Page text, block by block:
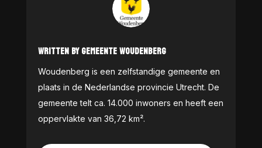
WRITTEN BY GEMEENTE WOUDENBERG
Woudenberg is een zelfstandige gemeente en
plaats in de Nederlandse provincie Utrecht. De
gemeente telt ca. 14.000 inwoners en heeft een
oppervlakte van 36,72 km².